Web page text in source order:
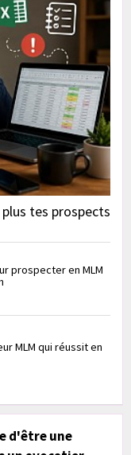
tes prospects
prospecter en MLM
MLM qui réussit en
d'être une